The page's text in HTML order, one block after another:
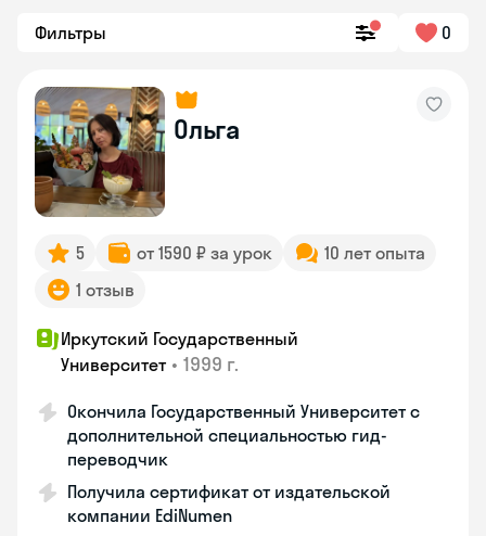
Фильтры 0
Ольга
5 от 1590 ₽ за урок
10 лет опыта
1 отзыв
Иркутский Государственный
Университет • 1999 г.
Окончила Государственный Университет с
дополнительной специальностью гид-
переводчик
Получила сертификат от издательской
компании EdiNumen